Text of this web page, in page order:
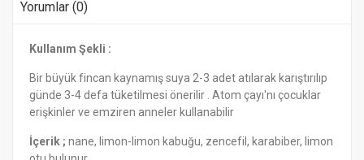
Yorumlar (0)
Kullanım Şekli :
Bir büyük fincan kaynamış suya 2-3 adet atılarak karıştırılıp
günde 3-4 defa tüketilmesi önerilir . Atom çayı'nı çocuklar
erişkinler ve emziren anneler kullanabilir
İçerik ; nane, limon-limon kabuğu, zencefil, karabiber, limon